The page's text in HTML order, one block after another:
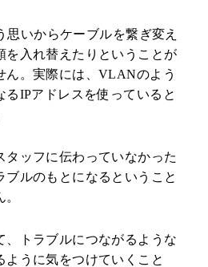
思いからケーブルを繋ぎ変え
を入れ替えたりということが
ん。実際には、VLANのよう
るIPアドレスを使っていると
タッフに伝わっていなかった
ブルのもとになるということ
、トラブルにつながるような
ように気をつけていくこと